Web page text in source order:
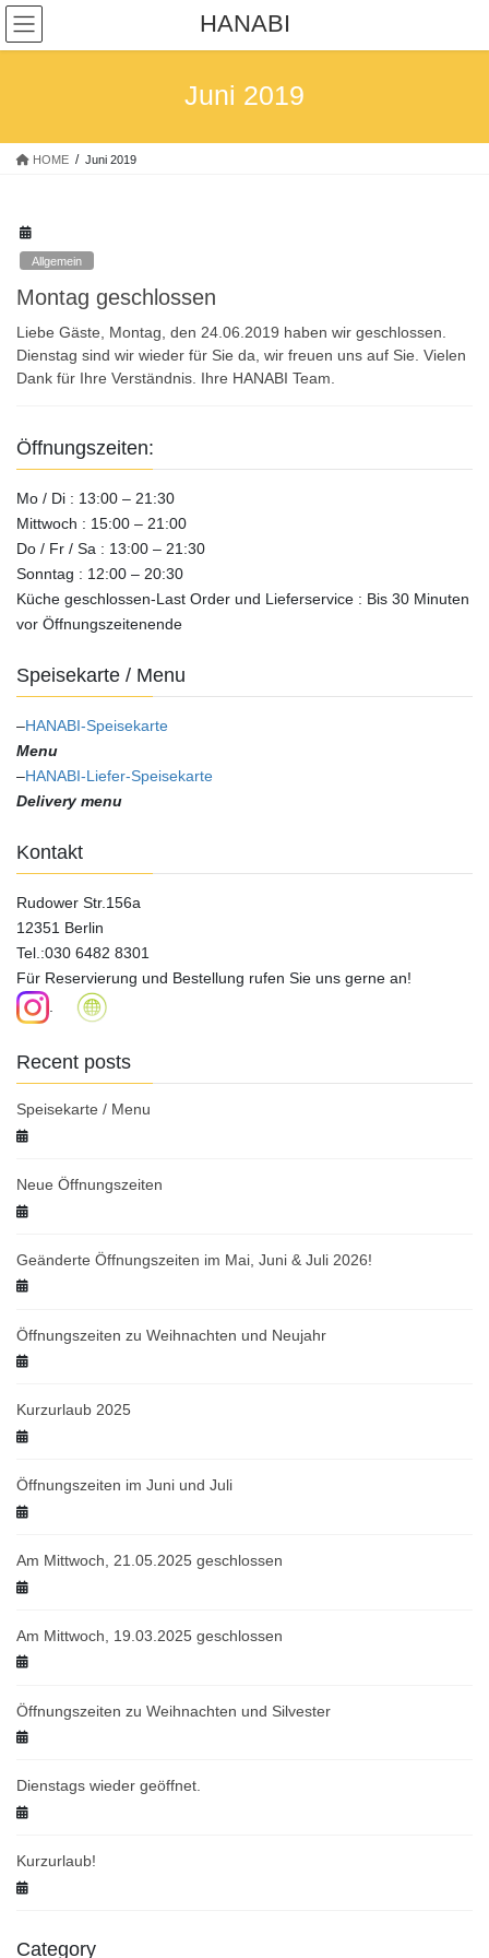
Skip
the
Skip
the
HANABI
Juni 2019
HOME Juni 2019
Allgemein
Montag geschlossen
Liebe Gäste, Montag, den 24.06.2019 haben wir geschlossen.
Dienstag sind wir wieder für Sie da, wir freuen uns auf Sie. Vielen
Dank für Ihre Verständnis. Ihre HANABI Team.
Öffnungszeiten:
Mo / Di : 13:00 – 21:30
Mittwoch : 15:00 – 21:00
Do / Fr / Sa : 13:00 – 21:30
Sonntag : 12:00 – 20:30
Küche geschlossen-Last Order und Lieferservice : Bis 30 Minuten
vor Öffnungszeitenende
Speisekarte / Menu
–HANABI-Speisekarte
Menu
–HANABI-Liefer-Speisekarte
Delivery menu
Kontakt
Rudower Str.156a
12351 Berlin
Tel.:030 6482 8301
Für Reservierung und Bestellung rufen Sie uns gerne an!
Recent posts
Speisekarte / Menu
Neue Öffnungszeiten
Geänderte Öffnungszeiten im Mai, Juni & Juli 2026!
Öffnungszeiten zu Weihnachten und Neujahr
Kurzurlaub 2025
Öffnungszeiten im Juni und Juli
Am Mittwoch, 21.05.2025 geschlossen
Am Mittwoch, 19.03.2025 geschlossen
Öffnungszeiten zu Weihnachten und Silvester
Dienstags wieder geöffnet.
Kurzurlaub!
Category